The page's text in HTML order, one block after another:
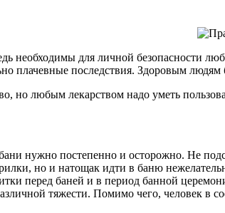
необходимы для личной безопасности
плачевные последствия. Здоровым
но любым лекарством надо уметь
нужно постепенно и осторожно. Не
но и натощак идти в баню
перед баней и в период банной
тяжести. Помимо чего, человек в